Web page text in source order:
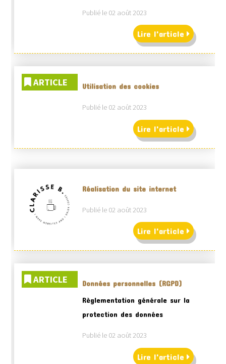
Publié le 02 août 2023
Lire l'article
ARTICLE Utilisation des cookies
Publié le 02 août 2023
Lire l'article
Réalisation du site internet
Publié le 02 août 2023
Lire l'article
ARTICLE
Données personnelles (RGPD)
Règlementation générale sur la
protection des données
Publié le 02 août 2023
Lire l'article